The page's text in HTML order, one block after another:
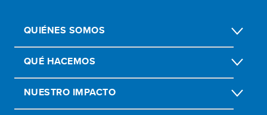
QUIÉNES SOMOS
QUÉ HACEMOS
NUESTRO IMPACTO